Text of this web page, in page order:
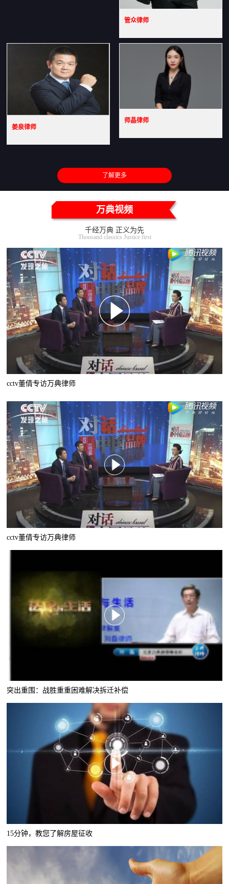
管众律师
姜泉律师
师晶律师
了解更多
万典视频
千经万典 正义为先
Thousand classics Justice first
cctv董倩专访万典律师
cctv董倩专访万典律师
突出重围：战胜重重困难解决拆迁补偿
15分钟，教您了解房屋征收